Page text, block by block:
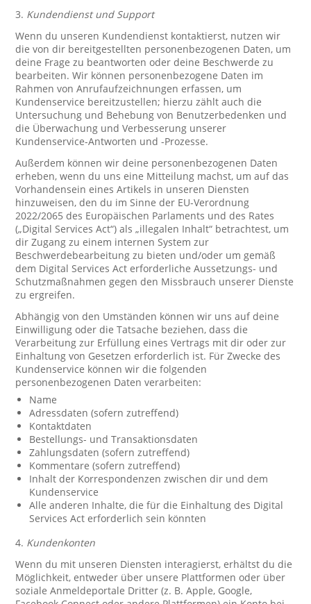
3. Kundendienst und Support
Wenn du unseren Kundendienst kontaktierst, nutzen wir
die von dir bereitgestellten personenbezogenen Daten, um
deine Frage zu beantworten oder deine Beschwerde zu
bearbeiten. Wir können personenbezogene Daten im
Rahmen von Anrufaufzeichnungen erfassen, um
Kundenservice bereitzustellen; hierzu zählt auch die
Untersuchung und Behebung von Benutzerbedenken und
die Überwachung und Verbesserung unserer
Kundenservice-Antworten und -Prozesse.
Außerdem können wir deine personenbezogenen Daten
erheben, wenn du uns eine Mitteilung machst, um auf das
Vorhandensein eines Artikels in unseren Diensten
hinzuweisen, den du im Sinne der EU-Verordnung
2022/2065 des Europäischen Parlaments und des Rates
(„Digital Services Act“) als „illegalen Inhalt“ betrachtest, um
dir Zugang zu einem internen System zur
Beschwerdebearbeitung zu bieten und/oder um gemäß
dem Digital Services Act erforderliche Aussetzungs- und
Schutzmaßnahmen gegen den Missbrauch unserer Dienste
zu ergreifen.
Abhängig von den Umständen können wir uns auf deine
Einwilligung oder die Tatsache beziehen, dass die
Verarbeitung zur Erfüllung eines Vertrags mit dir oder zur
Einhaltung von Gesetzen erforderlich ist. Für Zwecke des
Kundenservice können wir die folgenden
personenbezogenen Daten verarbeiten:
Name
Adressdaten (sofern zutreffend)
Kontaktdaten
Bestellungs- und Transaktionsdaten
Zahlungsdaten (sofern zutreffend)
Kommentare (sofern zutreffend)
Inhalt der Korrespondenzen zwischen dir und dem
Kundenservice
Alle anderen Inhalte, die für die Einhaltung des Digital
Services Act erforderlich sein könnten
4. Kundenkonten
Wenn du mit unseren Diensten interagierst, erhältst du die
Möglichkeit, entweder über unsere Plattformen oder über
soziale Anmeldeportale Dritter (z. B. Apple, Google,